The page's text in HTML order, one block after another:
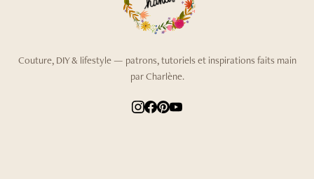
Couture, DIY & lifestyle — patrons, tutoriels et inspirations faits main
par Charlène.